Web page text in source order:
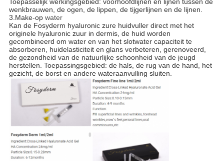
Toepasselijk werkingsgebied: voorhoofdlijnen en lijnen tussen de
wenkbrauwen, de ogen, de lippen, de tijgerlijnen en de lijnen.
3.Make-opwater
Kan de Fosyderm hyaluronic zure huidvuller direct met het
originele hyaluronic zuur in dermis, de huid worden
gecombineerd om water en van het slotwater capaciteit te
absorberen, huidelasticiteit en glans verbeteren, gerenoveerd,
de gezondheid van de natuurlijke schoonheid van de jeugd
herstellen. Toepassingsgebied: de hals, de rug van de hand, het
gezicht, de borst en andere wateraanvulling sluiten.